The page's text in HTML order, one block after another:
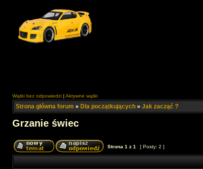
Wątki bez odpowiedzi | Aktywne wątki
Strona główna forum » Dla początkujących » Jak zacząć ?
Grzanie świec
Strona 1 z 1 [ Posty: 2 ]